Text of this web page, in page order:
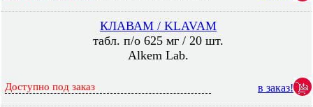
КЛАВАМ / KLAVAM
табл. п/о 625 мг / 20 шт.
Alkem Lab.
Доступно под заказ в заказ!